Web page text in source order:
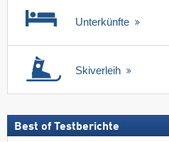
Unterkünfte
Skiverleih
Best of Testberichte